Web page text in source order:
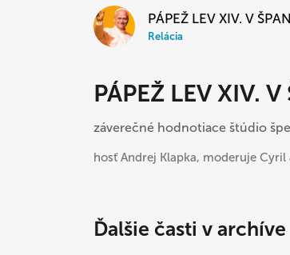
PÁPEŽ LEV XIV. V
Relácia
PÁPEŽ LEV XIV.
záverečné hodnotiace štúdio
hosť Andrej Klapka, moderuje Cyril
Ďalšie časti v archíve